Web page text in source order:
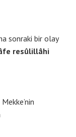
sonraki bir olay
resûlillâhi